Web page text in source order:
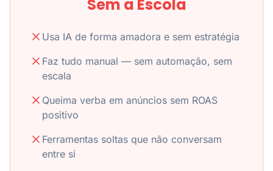
Sem a Escola
Usa IA de forma amadora e sem estratégia
Faz tudo manual — sem automação, sem
escala
Queima verba em anúncios sem ROAS
positivo
Ferramentas soltas que não conversam
entre si